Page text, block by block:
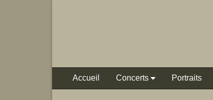
Accueil Concerts Portraits